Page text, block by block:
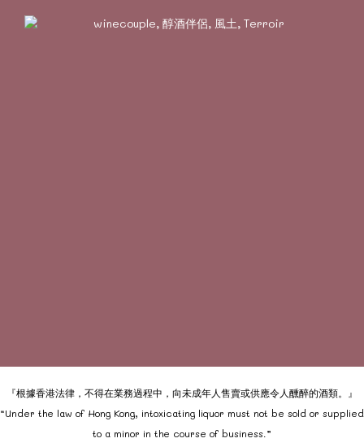
『根據香港法律，不得在業務過程中，向未成年人售賣或供應令人醺醉的酒類。』
“Under the law of Hong Kong, intoxicating liquor must not be sold or supplied
to a minor in the course of business.”